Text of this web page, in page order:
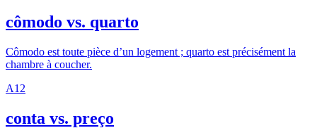
cômodo vs. quarto
Cômodo est toute pièce d’un logement ; quarto est précisément la
chambre à coucher.
A1 2
conta vs. preço